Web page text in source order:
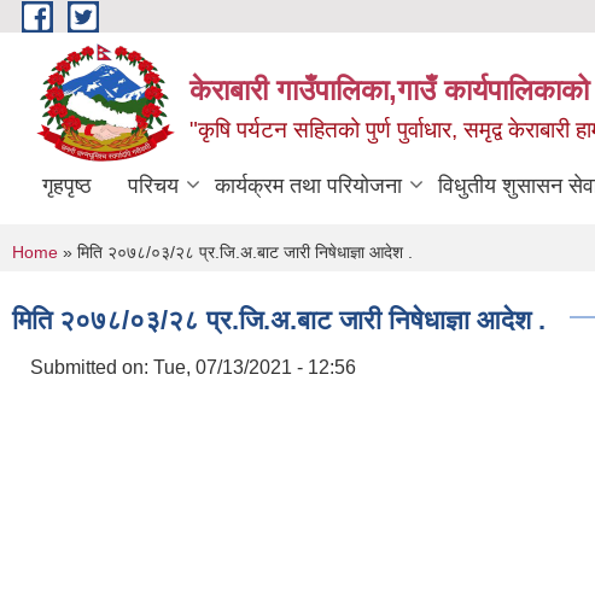
Skip to main content
केराबारी गाउँपालिका,गाउँ
"कृषि पर्यटन सहितको पुर्ण पुर्वाधार, समृद्व केराबारी
गृहपृष्ठ परिचय कार्यक्रम तथा परियोजना विधुतीय शुसासन
You are here
Home » मिति २०७८/०३/२८ प्र.जि.अ.बाट जारी निषेधाज्ञा आदेश .
मिति २०७८/०३/२८ प्र.जि.अ.बाट जारी निषेधाज्ञा आदेश .
Submitted on: Tue, 07/13/2021 - 12:56